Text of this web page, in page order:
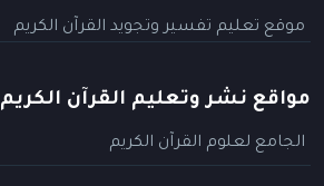
موقع تعليم تفسير وتجويد القرآن الكريم
مواقع نشر وتعليم القرآن الكريم
الجامع لعلوم القرآن الكريم